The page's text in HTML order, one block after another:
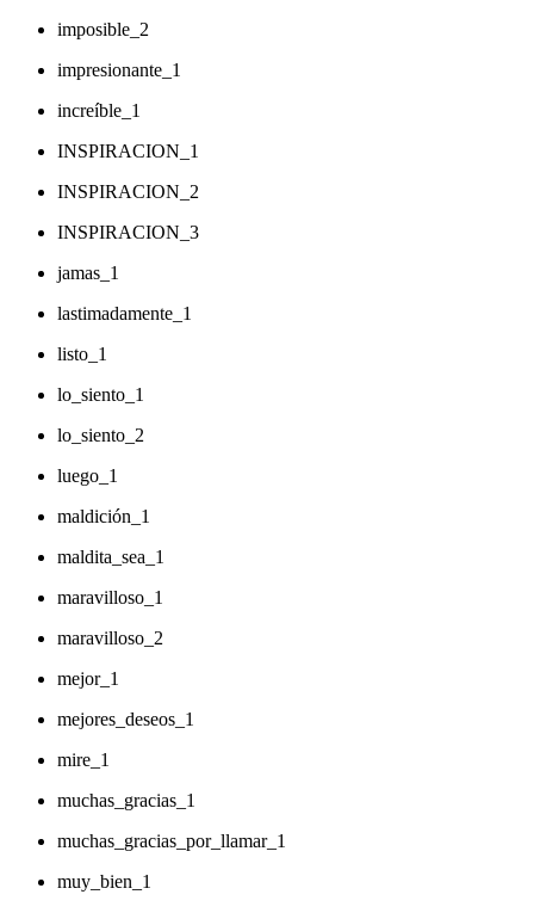
imposible_2
impresionante_1
increíble_1
INSPIRACION_1
INSPIRACION_2
INSPIRACION_3
jamas_1
lastimadamente_1
listo_1
lo_siento_1
lo_siento_2
luego_1
maldición_1
maldita_sea_1
maravilloso_1
maravilloso_2
mejor_1
mejores_deseos_1
mire_1
muchas_gracias_1
muchas_gracias_por_llamar_1
muy_bien_1